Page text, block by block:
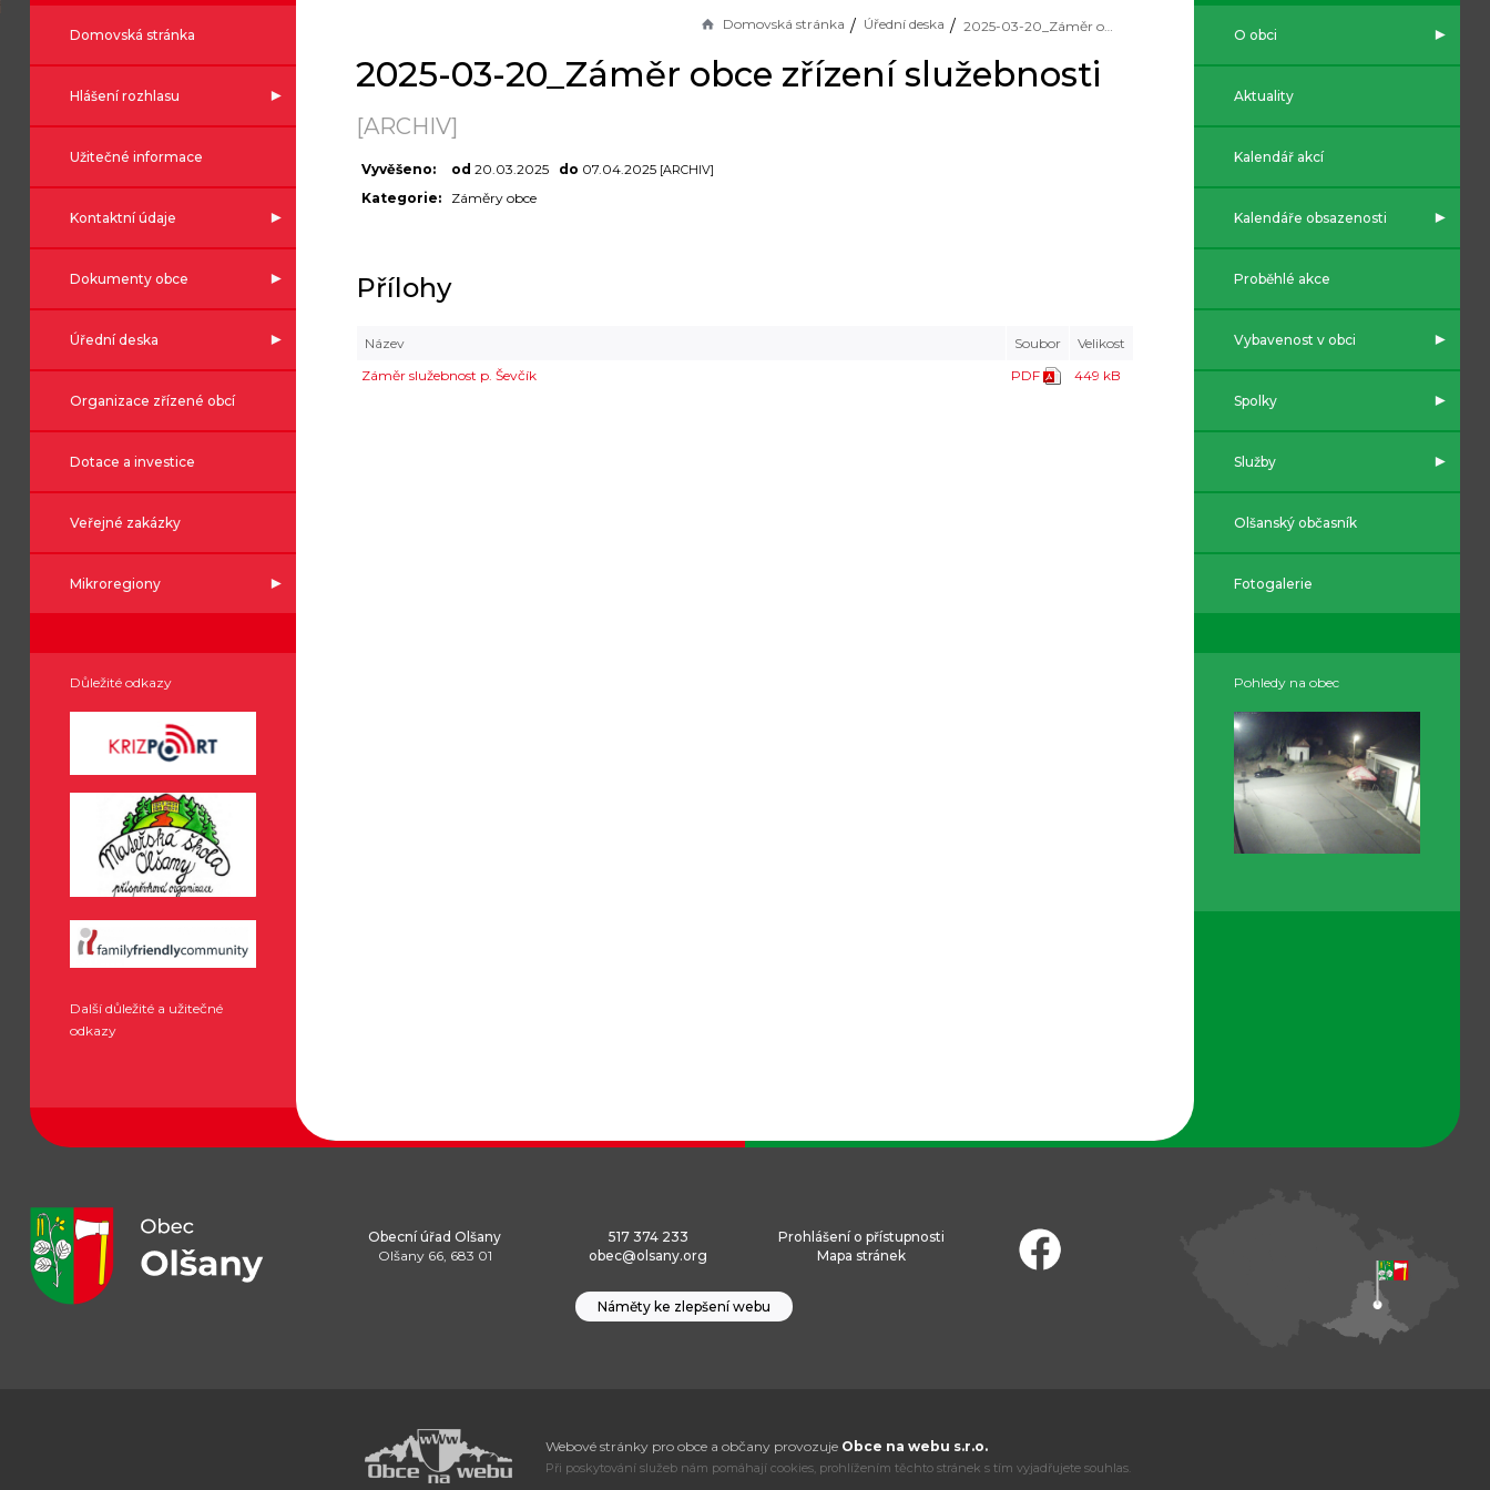
Domovská stránka
Hlášení rozhlasu
Užitečné informace
Kontaktní údaje
Dokumenty obce
Úřední deska
Organizace zřízené obcí
Dotace a investice
Veřejné zakázky
Mikroregiony
Důležité odkazy
Další důležité a užitečné
odkazy
Domovská stránka Úřední deska 2025-03-20_Záměr obce zřízení služebnosti
2025-03-20_Záměr obce zřízení služebnosti
[ARCHIV]
Vyvěšeno: od 20.03.2025 do 07.04.2025 [ARCHIV]
Kategorie: Záměry obce
Přílohy
Název Soubor
Velikost
Záměr služebnost p. Ševčík
PDF 449 kB
O obci
Aktuality
Kalendář akcí
Kalendáře obsazenosti
Proběhlé akce
Vybavenost v obci
Spolky
Služby
Olšanský občasník
Fotogalerie
Pohledy na obec
Obecní úřad Olšany
Olšany 66, 683 01
517 374 233
obec@olsany.org
Prohlášení o přístupnosti
Mapa stránek
Náměty ke zlepšení webu
Webové stránky pro obce a občany provozuje Obce na webu s.r.o.
Při poskytování služeb nám pomáhají cookies, prohlížením těchto stránek s tím vyjadřujete souhlas.